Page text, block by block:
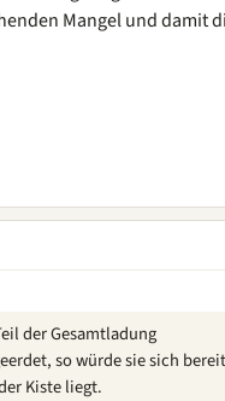
Mangel und damit
der Gesamtladung
so würde sie sich
Kiste liegt.